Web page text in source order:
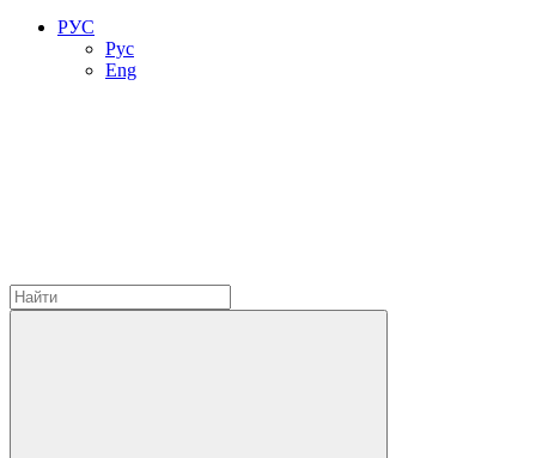
РУС
Рус
Eng